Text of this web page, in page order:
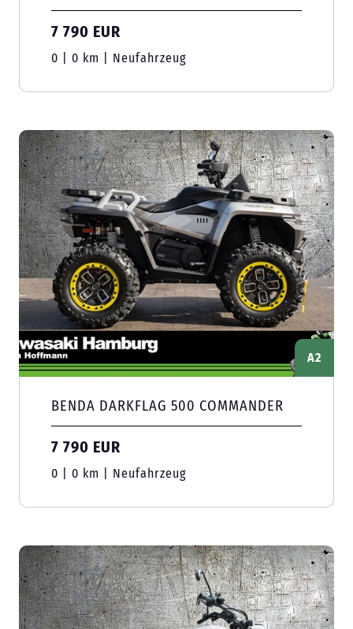
7 790 EUR
0 | 0 km | Neufahrzeug
A2
BENDA DARKFLAG 500 COMMANDER
7 790 EUR
0 | 0 km | Neufahrzeug